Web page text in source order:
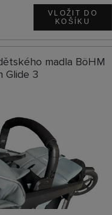
madla BöHM
Glide 3